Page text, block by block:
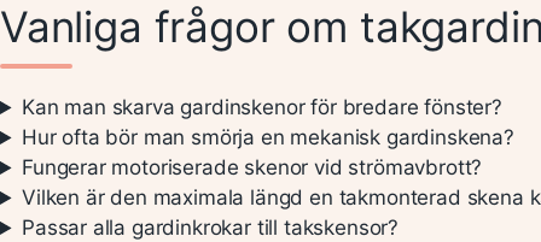
Vanliga frågor om
Kan man skarva gardinskenor för bredare fönster?
Hur ofta bör man smörja en mekanisk gardinskena?
Fungerar motoriserade skenor vid strömavbrott?
Vilken är den maximala längd en takmonterad skena
Passar alla gardinkrokar till takskensor?